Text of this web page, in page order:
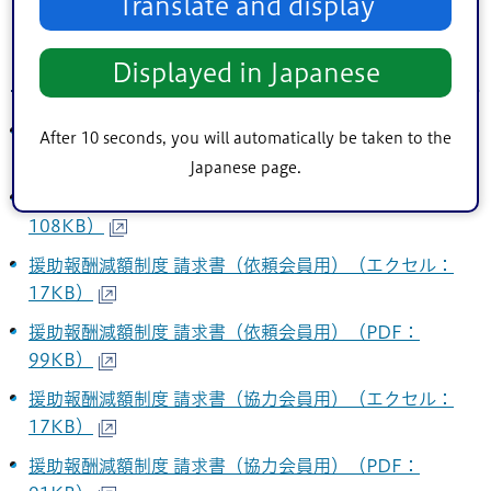
Translate and display
Displayed in Japanese
After 10 seconds, you will automatically be taken to the
Japanese page.
利用料の減免に係る様式
援助報酬減額申請書(生活保護・住民税非課税)（エクセ
108KB）
援助報酬減額制度 請求書（依頼会員用）（エクセル：
17KB）
援助報酬減額制度 請求書（依頼会員用）（PDF：
99KB）
援助報酬減額制度 請求書（協力会員用）（エクセル：
17KB）
援助報酬減額制度 請求書（協力会員用）（PDF：